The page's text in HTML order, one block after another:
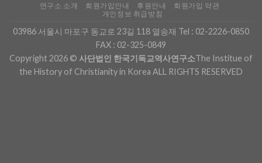
연구소 소개 회원가입안내 후원안내
회원가입 약관
개인정보 취급방침
03986 서울시 마포구 동교로 23길 118 열송재 Tel : 02-2226-0850
FAX : 02-325-0849
Copyright 2026 © 사단법인 한국기독교역사연구소The Institue of
the History of Christianity in Korea ALL RIGHTS RESERVED